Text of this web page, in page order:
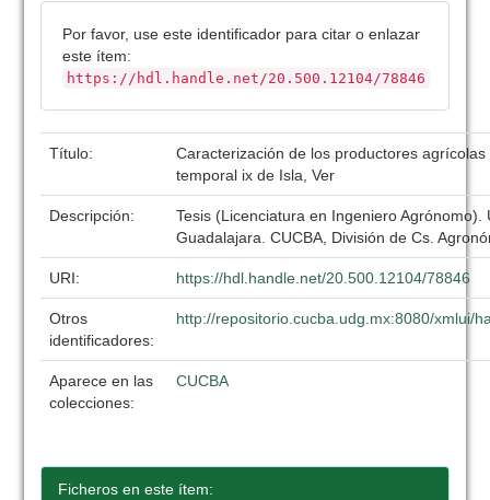
Por favor, use este identificador para citar o enlazar
este ítem:
https://hdl.handle.net/20.500.12104/78846
Título:
Caracterización de los productores
temporal ix de Isla, Ver
Descripción:
Tesis (Licenciatura en Ingeniero Agrónomo).
Guadalajara. CUCBA, División de Cs.
URI: https://hdl.handle.net/20.500.12104/78846
Otros
identificadores:
http://repositorio.cucba.udg.mx:8080/xmlui/
Aparece en las
colecciones:
CUCBA
Ficheros en este ítem: